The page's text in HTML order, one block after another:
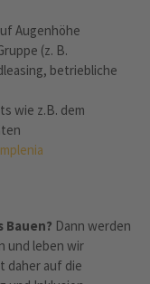
Augenhöhe
(z. B.
betriebliche
wie z.B. dem
Bauen? Dann werden
und leben wir
daher auf die